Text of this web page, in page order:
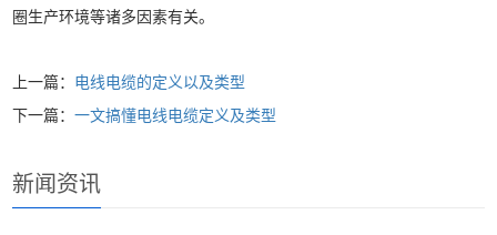
圈生产环境等诸多因素有关。
上一篇： 电线电缆的定义以及类型
下一篇：一文搞懂电线电缆定义及类型
新闻资讯